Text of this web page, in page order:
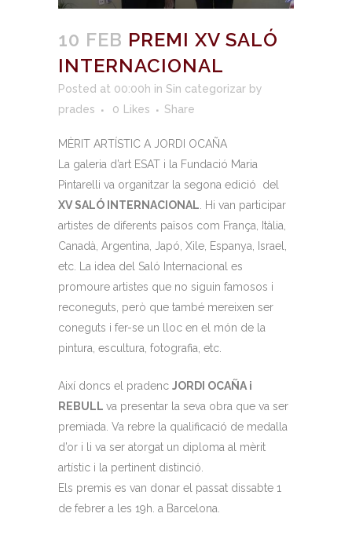
10 FEB PREMI XV SALÓ
INTERNACIONAL
Posted at 00:00h in Sin categorizar by
prades
0 Likes Share
MÈRIT ARTÍSTIC A JORDI OCAÑA
La galeria d’art ESAT i la Fundació Maria
Pintarelli va organitzar la segona edició del
XV SALÓ INTERNACIONAL. Hi van participar
artistes de diferents països com França, Itàlia,
Canadà, Argentina, Japó, Xile, Espanya, Israel,
etc. La idea del Saló Internacional es
promoure artistes que no siguin famosos i
reconeguts, però que també mereixen ser
coneguts i fer-se un lloc en el món de la
pintura, escultura, fotografia, etc.
Així doncs el pradenc JORDI OCAÑA i
REBULL va presentar la seva obra que va ser
premiada. Va rebre la qualificació de medalla
d’or i li va ser atorgat un diploma al mèrit
artístic i la pertinent distinció.
Els premis es van donar el passat dissabte 1
de febrer a les 19h. a Barcelona.